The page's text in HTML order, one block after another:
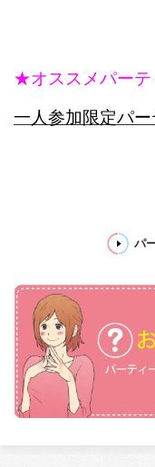
★オススメパー
一人参加限定パ
パ